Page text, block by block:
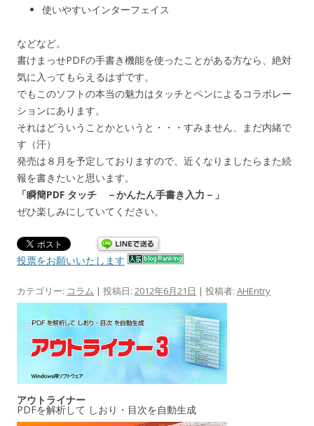
使いやすいインターフェイス
などなど。
書けまっせPDFの手書き機能を使ったことがある方なら、絶対
気に入ってもらえるはずです。
でもこのソフトの本当の魅力はタッチとペンによるコラボレー
ションにあります。
それはどういうことかというと・・・すみません、まだ内緒で
す（汗）
発売は８月を予定しておりますので、近くなりましたらまた続
報を書きたいと思います。
「瞬簡PDF タッチ －かんたん手書き入力－」
ぜひ楽しみにしていてください。
投票をお願いいたします
カテゴリー: コラム | 投稿日: 2012年6月21日 | 投稿者: AHEntry
アウトライナー
PDFを解析して しおり・目次を自動生成